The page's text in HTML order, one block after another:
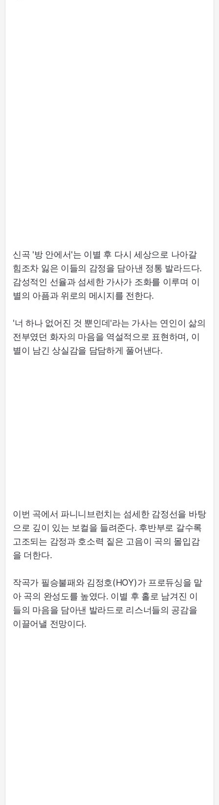
신곡 '방 안에서'는 이별 후 다시 세상으로 나아갈
힘조차 잃은 이들의 감정을 담아낸 정통 발라드다.
감성적인 선율과 섬세한 가사가 조화를 이루며 이
별의 아픔과 위로의 메시지를 전한다.
'너 하나 없어진 것 뿐인데'라는 가사는 연인이 삶의
전부였던 화자의 마음을 역설적으로 표현하며, 이
별이 남긴 상실감을 담담하게 풀어낸다.
이번 곡에서 파니니브런치는 섬세한 감정선을 바탕
으로 깊이 있는 보컬을 들려준다. 후반부로 갈수록
고조되는 감정과 호소력 짙은 고음이 곡의 몰입감
을 더한다.
작곡가 필승불패와 김정호(HOY)가 프로듀싱을 맡
아 곡의 완성도를 높였다. 이별 후 홀로 남겨진 이
들의 마음을 담아낸 발라드로 리스너들의 공감을
이끌어낼 전망이다.